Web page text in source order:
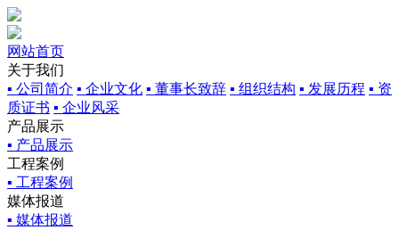
网站首页
关于我们
▪ 公司简介 ▪ 企业文化 ▪ 董事长致辞 ▪ 组织结构 ▪ 发展历程 ▪ 资
质证书 ▪ 企业风采
产品展示
▪ 产品展示
工程案例
▪ 工程案例
媒体报道
▪ 媒体报道